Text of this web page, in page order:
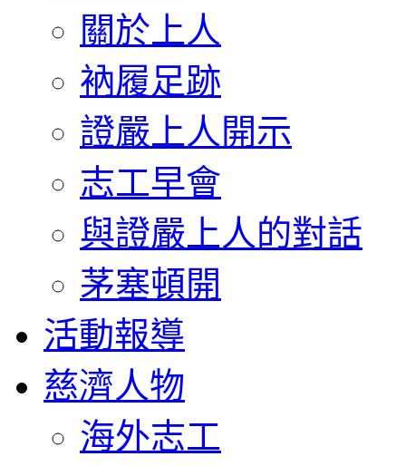
關於上人
衲履足跡
證嚴上人開示
志工早會
與證嚴上人的對話
茅塞頓開
活動報導
慈濟人物
海外志工